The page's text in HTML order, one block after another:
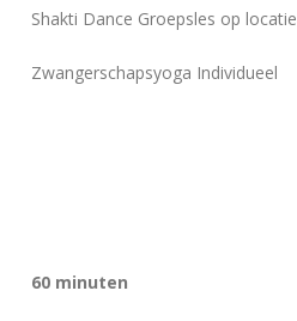
Shakti Dance Groepsles op locatie
Zwangerschapsyoga Individueel
60 minuten